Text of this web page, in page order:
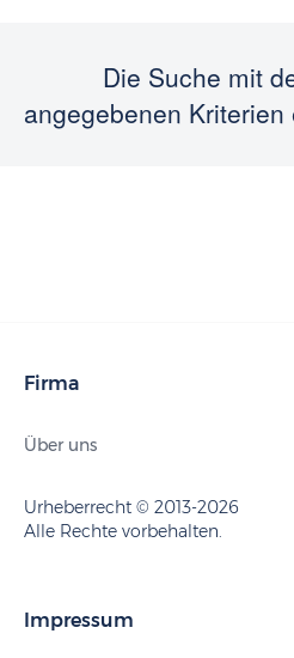
Die Suche mit
angegebenen Kriterien
Firma
Über uns
Urheberrecht © 2013-2026
Alle Rechte vorbehalten.
Impressum